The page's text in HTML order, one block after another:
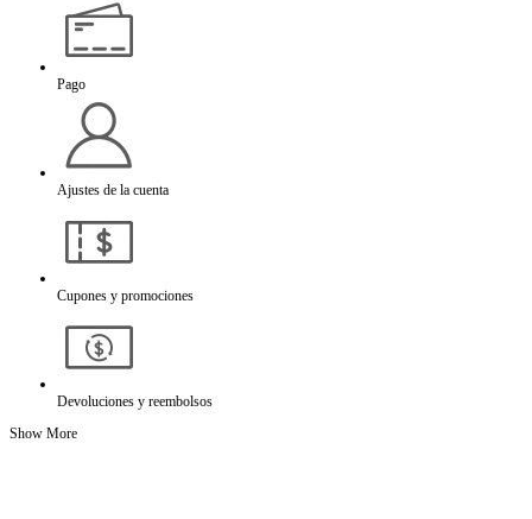
Pago
Ajustes de la cuenta
Cupones y promociones
Devoluciones y reembolsos
Show More